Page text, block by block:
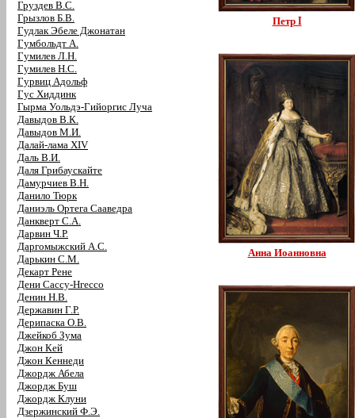
Груздев В.С.
Грызлов Б.В.
Гудлак Эбеле Джонатан
Гумбольдт А.
Гумилев Л.Н.
Гумилев Н.С.
Гурвиц Адольф
Гус Хиддинк
Гырма Уольдэ-Гийоргис Луча
Давыдов В.К.
Давыдов М.И.
Далай-лама XIV
Даль В.И.
Даля Грибаускайте
Дамурчиев В.Н.
Данило Тюрк
Даниэль Ортега Сааведра
Данкверт С.А.
Дарвин Ч.Р.
Даргомыжский А.С.
Дарькин С.М.
Декарт Рене
Дени Сассу-Нгессо
Денин Н.В.
Державин Г.Р.
Дерипаска О.В.
Джейкоб Зума
Джон Кей
Джон Кеннеди
Джордж Абела
Джордж Буш
Джордж Клуни
Дзержинский Ф.Э.
Петр I
Анна Иоанновна